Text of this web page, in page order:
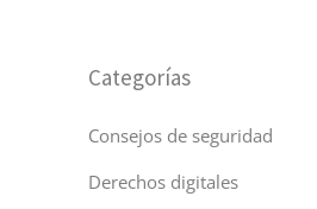
Categorías
Consejos de seguridad
Derechos digitales